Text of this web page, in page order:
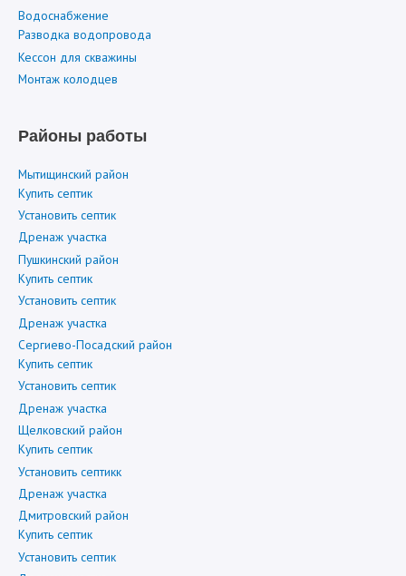
Водоснабжение
Разводка водопровода
Кессон для скважины
Монтаж колодцев
Районы работы
Мытищинский район
Купить септик
Установить септик
Дренаж участка
Пушкинский район
Купить септик
Установить септик
Дренаж участка
Сергиево-Посадский район
Купить септик
Установить септик
Дренаж участка
Щелковский район
Купить септик
Установить септикк
Дренаж участка
Дмитровский район
Купить септик
Установить септик